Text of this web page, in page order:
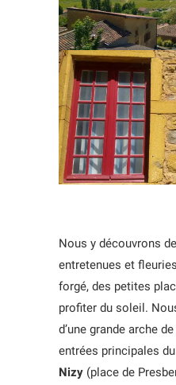
Nous y découvrons
entretenues et
forgé, des petites
profiter du soleil.
d’une grande arche
entrées principales
Nizy (place de